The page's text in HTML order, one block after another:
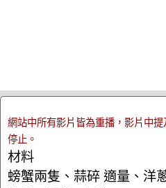
網站中所有影片皆為重播，影片中
停止。
材料
螃蟹兩隻、蒜碎 適量、洋